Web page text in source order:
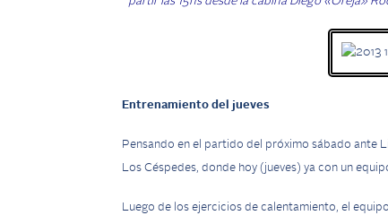
Entrenamiento del jueves
Pensando en el partido del próximo sábado ante
Los Céspedes, donde hoy (jueves) ya con un
Luego de los ejercicios de calentamiento, el